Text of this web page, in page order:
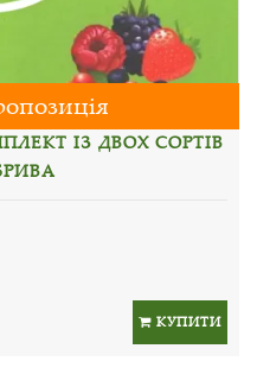
ІЗ ДВОХ СОРТІВ
КУПИТИ